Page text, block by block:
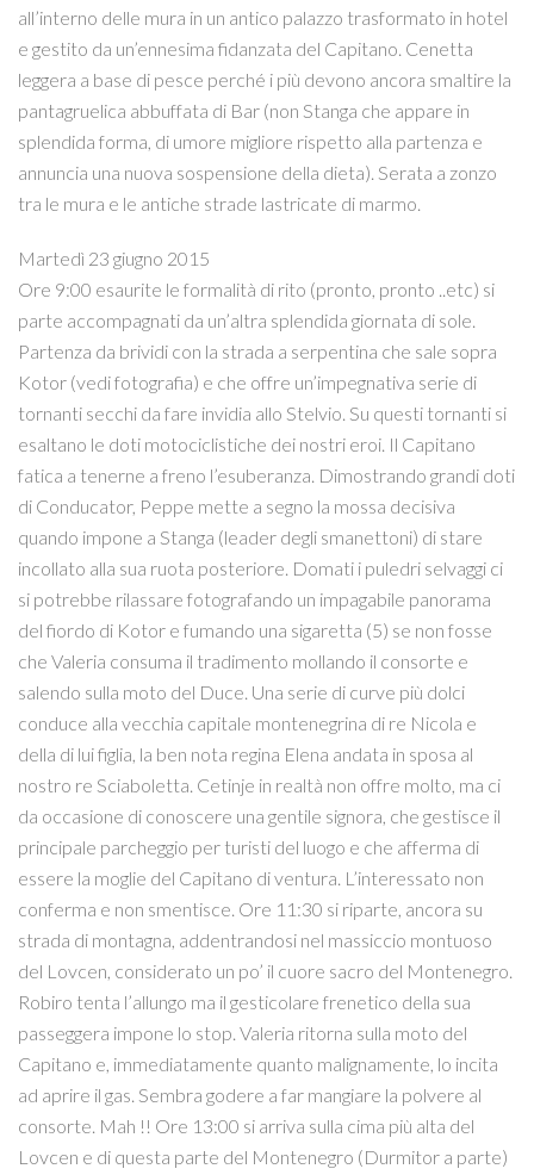
all’interno delle mura in un antico palazzo trasformato in hotel
e gestito da un’ennesima fidanzata del Capitano. Cenetta
leggera a base di pesce perché i più devono ancora smaltire la
pantagruelica abbuffata di Bar (non Stanga che appare in
splendida forma, di umore migliore rispetto alla partenza e
annuncia una nuova sospensione della dieta). Serata a zonzo
tra le mura e le antiche strade lastricate di marmo.
Martedì 23 giugno 2015
Ore 9:00 esaurite le formalità di rito (pronto, pronto ..etc) si
parte accompagnati da un’altra splendida giornata di sole.
Partenza da brividi con la strada a serpentina che sale sopra
Kotor (vedi fotografia) e che offre un’impegnativa serie di
tornanti secchi da fare invidia allo Stelvio. Su questi tornanti si
esaltano le doti motociclistiche dei nostri eroi. Il Capitano
fatica a tenerne a freno l’esuberanza. Dimostrando grandi doti
di Conducator, Peppe mette a segno la mossa decisiva
quando impone a Stanga (leader degli smanettoni) di stare
incollato alla sua ruota posteriore. Domati i puledri selvaggi ci
si potrebbe rilassare fotografando un impagabile panorama
del fiordo di Kotor e fumando una sigaretta (5) se non fosse
che Valeria consuma il tradimento mollando il consorte e
salendo sulla moto del Duce. Una serie di curve più dolci
conduce alla vecchia capitale montenegrina di re Nicola e
della di lui figlia, la ben nota regina Elena andata in sposa al
nostro re Sciaboletta. Cetinje in realtà non offre molto, ma ci
da occasione di conoscere una gentile signora, che gestisce il
principale parcheggio per turisti del luogo e che afferma di
essere la moglie del Capitano di ventura. L’interessato non
conferma e non smentisce. Ore 11:30 si riparte, ancora su
strada di montagna, addentrandosi nel massiccio montuoso
del Lovcen, considerato un po’ il cuore sacro del Montenegro.
Robiro tenta l’allungo ma il gesticolare frenetico della sua
passeggera impone lo stop. Valeria ritorna sulla moto del
Capitano e, immediatamente quanto malignamente, lo incita
ad aprire il gas. Sembra godere a far mangiare la polvere al
consorte. Mah !! Ore 13:00 si arriva sulla cima più alta del
Lovcen e di questa parte del Montenegro (Durmitor a parte)